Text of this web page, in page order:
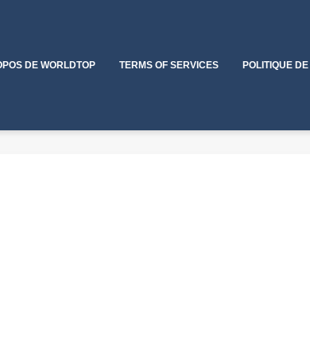
DE WORLDTOP TERMS OF SERVICES POLITIQUE